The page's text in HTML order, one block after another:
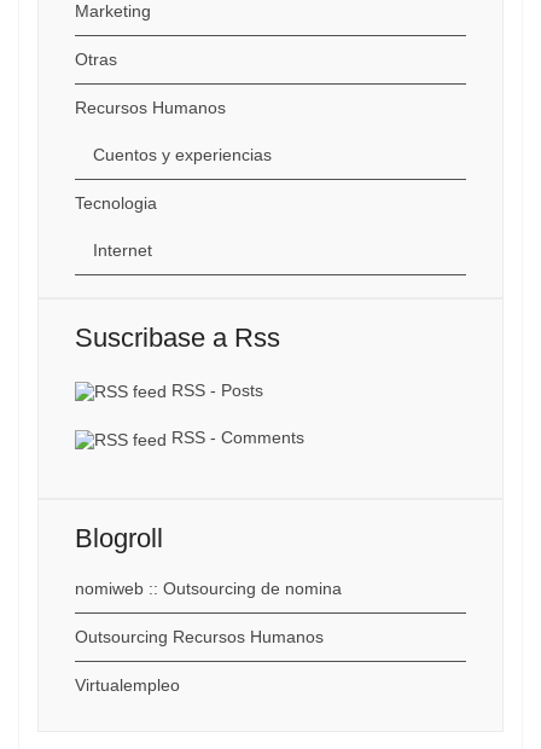
Marketing
Otras
Recursos Humanos
Cuentos y experiencias
Tecnologia
Internet
Suscribase a Rss
RSS - Posts
RSS - Comments
Blogroll
nomiweb :: Outsourcing de nomina
Outsourcing Recursos Humanos
Virtualempleo